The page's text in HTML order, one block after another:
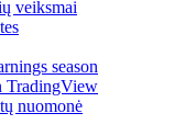
veiksmai
season
TradingView
nuomonė